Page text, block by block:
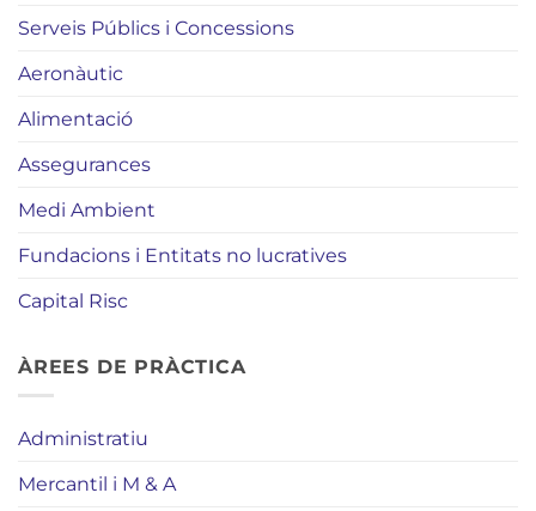
Serveis Públics i Concessions
Aeronàutic
Alimentació
Assegurances
Medi Ambient
Fundacions i Entitats no lucratives
Capital Risc
ÀREES DE PRÀCTICA
Administratiu
Mercantil i M & A